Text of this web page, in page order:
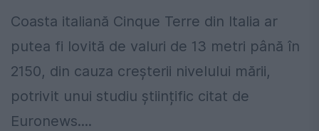
Coasta italiană Cinque Terre din Italia ar
putea fi lovită de valuri de 13 metri până în
2150, din cauza creșterii nivelului mării,
potrivit unui studiu științific citat de
Euronews....